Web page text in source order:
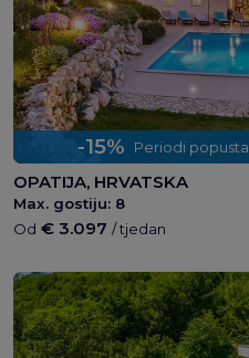
-15% Periodi popusta
OPATIJA, HRVATSKA
Max. gostiju: 8
Od € 3.097 / tjedan